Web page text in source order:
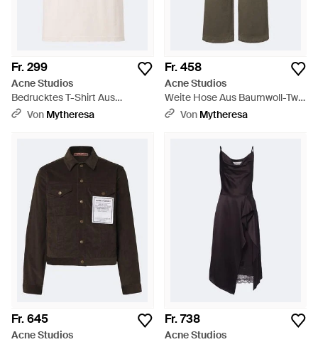
Fr. 299
Acne Studios
Bedrucktes T-Shirt Aus
Baumwoll-Jersey - Natur
Von Mytheresa
Fr. 458
Acne Studios
Weite Hose Aus Baumwoll-Twill
- Grau
Von Mytheresa
Fr. 645
Acne Studios
Fr. 738
Acne Studios